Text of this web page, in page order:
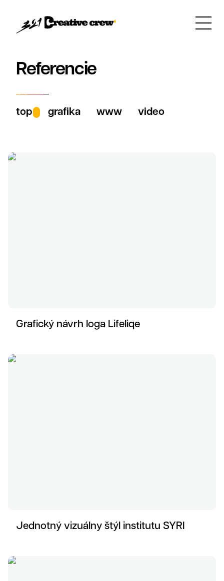
Referencie
top grafika www video
Grafický návrh loga Lifeliqe
Jednotný vizuálny štýl institutu SYRI